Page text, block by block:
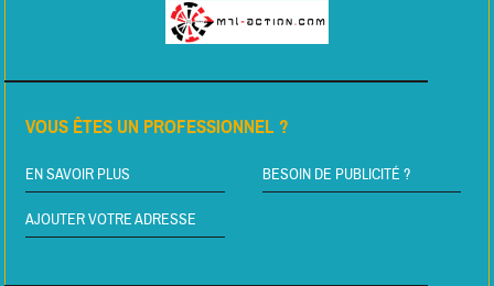
VOUS ÊTES UN PROFESSIONNEL ?
EN SAVOIR PLUS BESOIN DE PUBLICITÉ ?
AJOUTER VOTRE ADRESSE